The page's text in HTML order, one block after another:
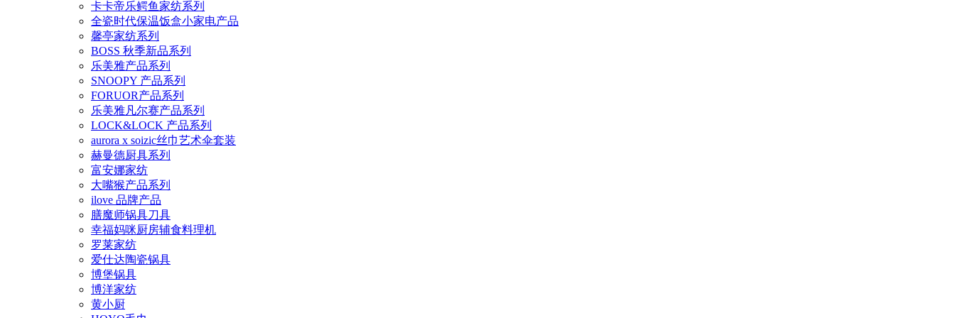
卡卡帝乐鳄鱼家纺系列
全瓷时代保温饭盒小家电产品
馨亭家纺系列
BOSS 秋季新品系列
乐美雅产品系列
SNOOPY 产品系列
FORUOR产品系列
乐美雅凡尔赛产品系列
LOCK&LOCK 产品系列
aurora x soizic丝巾艺术伞套装
赫曼德厨具系列
富安娜家纺
大嘴猴产品系列
ilove 品牌产品
膳魔师锅具刀具
幸福妈咪厨房辅食料理机
罗莱家纺
爱仕达陶瓷锅具
博堡锅具
博洋家纺
黄小厨